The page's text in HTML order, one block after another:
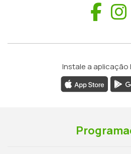
Instale a aplicação